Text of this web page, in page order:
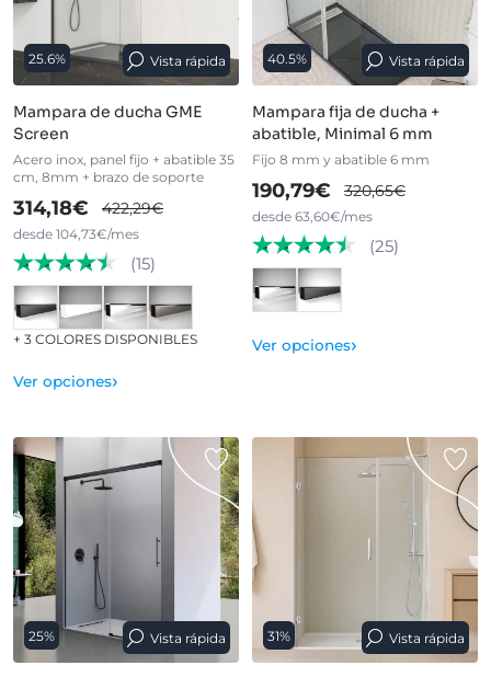
25.6% Vista rápida
Mampara de ducha GME
Screen
Acero inox, panel fijo + abatible 35
cm, 8mm + brazo de soporte
314,18€ 422,29€
desde 104,73€/mes
(15)
+ 3 COLORES DISPONIBLES
Ver opciones›
40.5% Vista rápida
Mampara fija de ducha +
abatible, Minimal 6 mm
Fijo 8 mm y abatible 6 mm
190,79€ 320,65€
desde 63,60€/mes
(25)
Ver opciones›
25% Vista rápida 31% Vista rápida